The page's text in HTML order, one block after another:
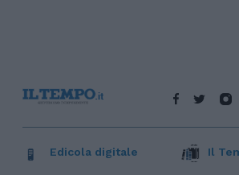
Edicola digitale Il